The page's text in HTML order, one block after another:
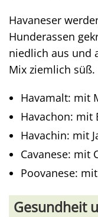
Havaneser
Hunderassen
niedlich aus und
Mix ziemlich
Havamalt: mit
Havachon: mit
Havachin: mit
Cavanese: mit
Poovanese:
Gesundheit